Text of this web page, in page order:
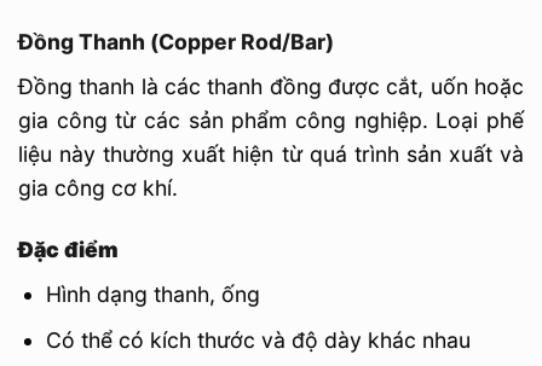
Đồng Thanh (Copper Rod/Bar)
Đồng thanh là các thanh đồng được cắt, uốn hoặc
gia công từ các sản phẩm công nghiệp. Loại phế
liệu này thường xuất hiện từ quá trình sản xuất và
gia công cơ khí.
Đặc điểm
Hình dạng thanh, ống
Có thể có kích thước và độ dày khác nhau